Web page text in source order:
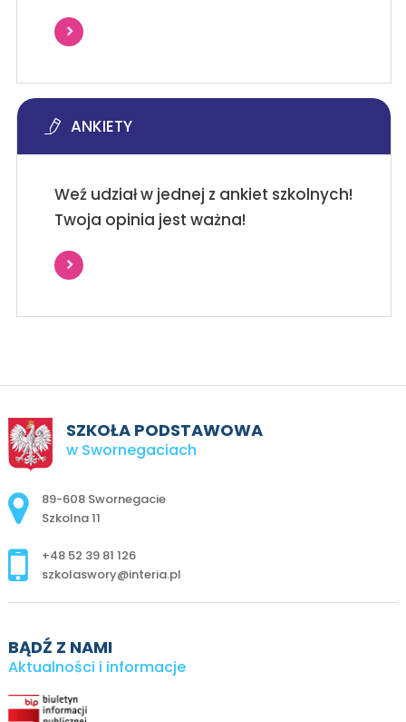
ANKIETY
Weź udział w jednej z ankiet szkolnych!
Twoja opinia jest ważna!
SZKOŁA PODSTAWOWA
w Swornegaciach
Adres pocztowy:
89-608 Swornegacie
Szkolna 11
+48 52 39 81 126
szkolaswory@interia.pl
BĄDŹ Z NAMI
Aktualności i informacje